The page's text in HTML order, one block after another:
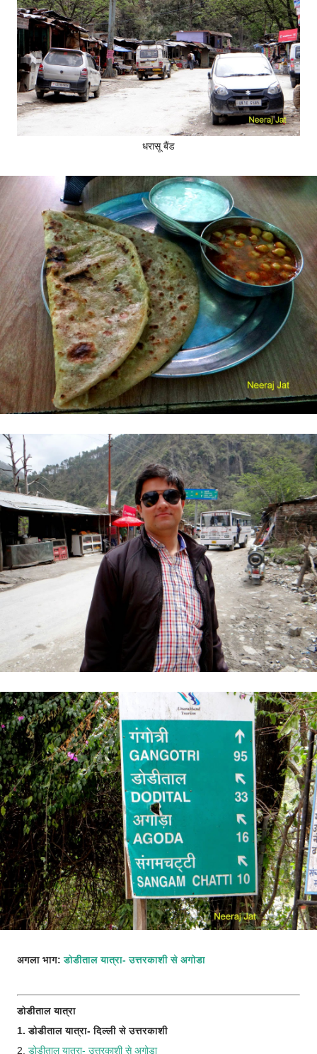
धरासू बैंड
अगला भाग:डोडीताल यात्रा- उत्तरकाशी से अगोडा
डोडीताल यात्रा
1. डोडीताल यात्रा- दिल्ली से उत्तरकाशी
2. डोडीताल यात्रा- उत्तरकाशी से अगोडा